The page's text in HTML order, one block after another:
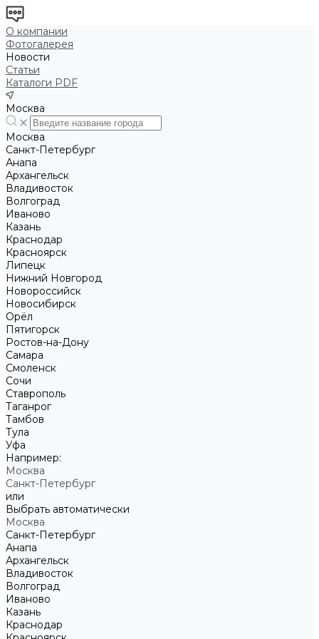
О компании
Фотогалерея
Новости
Статьи
Каталоги PDF
Москва
Москва
Санкт-Петербург
Анапа
Архангельск
Владивосток
Волгоград
Иваново
Казань
Краснодар
Красноярск
Липецк
Нижний Новгород
Новороссийск
Новосибирск
Орёл
Пятигорск
Ростов-на-Дону
Самара
Смоленск
Сочи
Ставрополь
Таганрог
Тамбов
Тула
Уфа
Например:
Москва
Санкт-Петербург
или
Выбрать автоматически
Москва
Санкт-Петербург
Анапа
Архангельск
Владивосток
Волгоград
Иваново
Казань
Краснодар